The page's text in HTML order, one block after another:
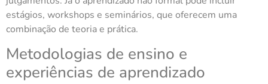
estágios, workshops e seminários, que oferecem uma
combinação de teoria e prática.
Metodologias de ensino e
experiências de aprendizado